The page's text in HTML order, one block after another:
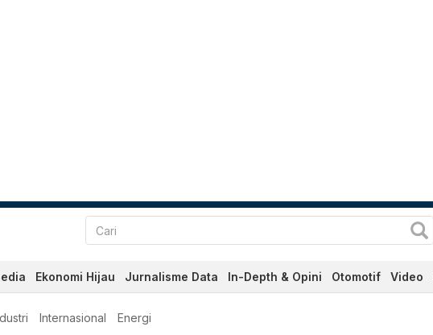
Ekonomi Hijau Jurnalisme Data In-Depth & Opini Otomotif Video
Internasional Energi